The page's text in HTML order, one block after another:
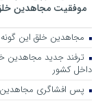
موفقیت مجاهدین
مجاهدین خلق این
ترفند جدید مجاهدین
داخل کشور
پس افشاگری